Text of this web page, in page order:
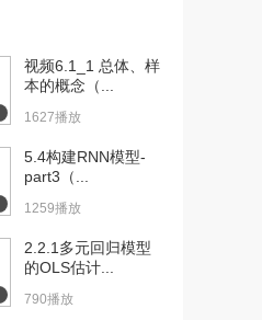
测量
险测量
险测量
视频6.1_1 总体、样
本的概念（...
1627播放
5.4构建RNN模型-
part3（...
1259播放
2.2.1多元回归模型
的OLS估计...
790播放